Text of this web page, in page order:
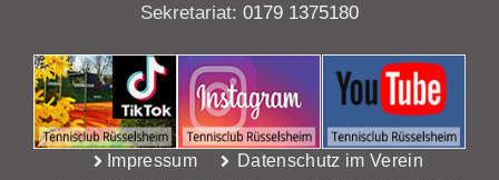
Sekretariat: 0179 1375180
Impressum
Datenschutz im Verein